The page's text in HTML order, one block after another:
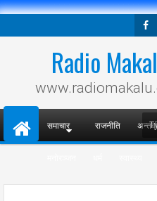
Radio
समाचार राजनीति